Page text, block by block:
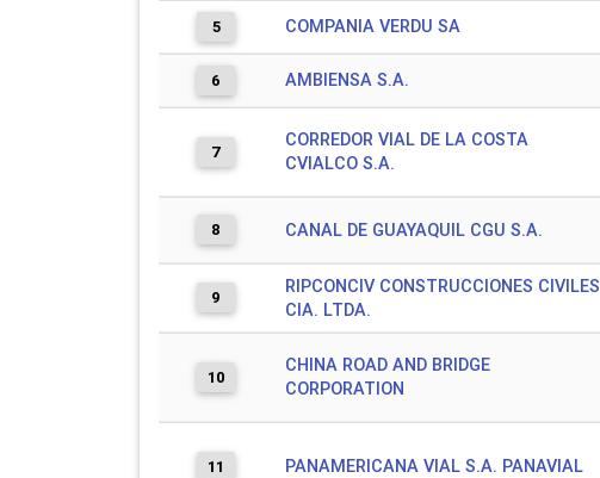
5 COMPANIA VERDU SA
6 AMBIENSA S.A.
7
CORREDOR VIAL DE LA COSTA
CVIALCO S.A.
8 CANAL DE GUAYAQUIL CGU S.A.
9
RIPCONCIV CONSTRUCCIONES CIVILES
CIA. LTDA.
10
CHINA ROAD AND BRIDGE
CORPORATION
11 PANAMERICANA VIAL S.A. PANAVIAL